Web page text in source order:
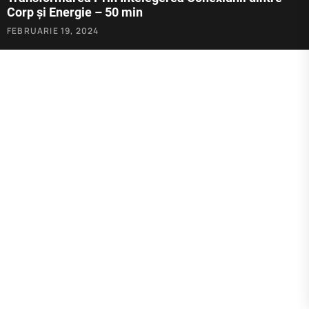
Corp și Energie – 50 min
FEBRUARIE 19, 2024